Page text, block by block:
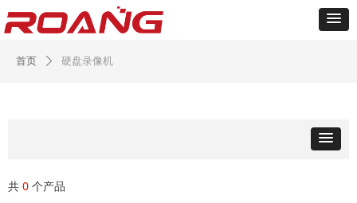
首页 ꄲ 硬盘录像机
共 0 个产品